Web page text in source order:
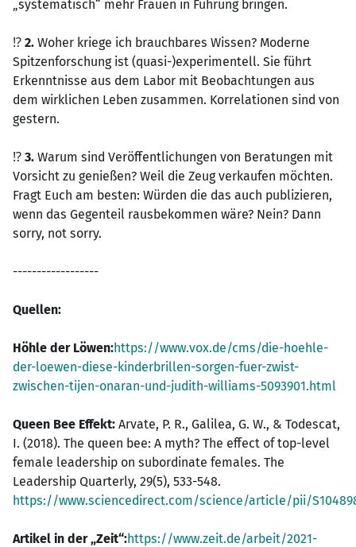
„systematisch“ mehr Frauen in Führung bringen.
⁉️ 2. Woher kriege ich brauchbares Wissen? Moderne
Spitzenforschung ist (quasi-)experimentell. Sie führt
Erkenntnisse aus dem Labor mit Beobachtungen aus
dem wirklichen Leben zusammen. Korrelationen sind von
gestern.
⁉️ 3. Warum sind Veröffentlichungen von Beratungen mit
Vorsicht zu genießen? Weil die Zeug verkaufen möchten.
Fragt Euch am besten: Würden die das auch publizieren,
wenn das Gegenteil rausbekommen wäre? Nein? Dann
sorry, not sorry.
------------------
Quellen:
Höhle der Löwen:https://www.vox.de/cms/die-hoehle-
der-loewen-diese-kinderbrillen-sorgen-fuer-zwist-
zwischen-tijen-onaran-und-judith-williams-5093901.html
Queen Bee Effekt: Arvate, P. R., Galilea, G. W., & Todescat,
I. (2018). The queen bee: A myth? The effect of top-level
female leadership on subordinate females. The
Leadership Quarterly, 29(5), 533-548.
https://www.sciencedirect.com/science/article/pii/
Artikel in der „Zeit“:https://www.zeit.de/arbeit/2021-